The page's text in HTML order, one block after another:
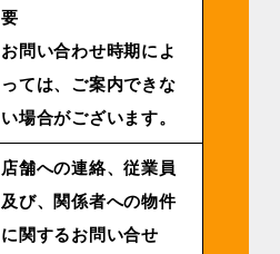
要
お問い合わせ時期によ
っては、ご案内できな
い場合がございます。
店舗への連絡、従業員
及び、関係者への物件
に関するお問い合せ